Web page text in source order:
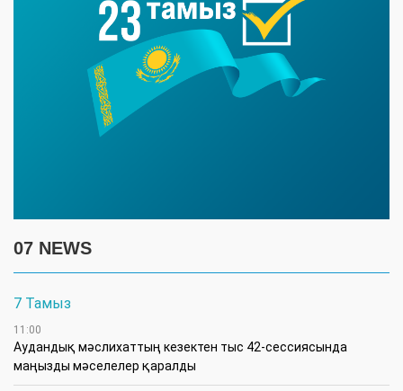
07 NEWS
7 Тамыз
11:00
Аудандық мәслихаттың кезектен тыс 42-сессиясында
маңызды мәселелер қаралды